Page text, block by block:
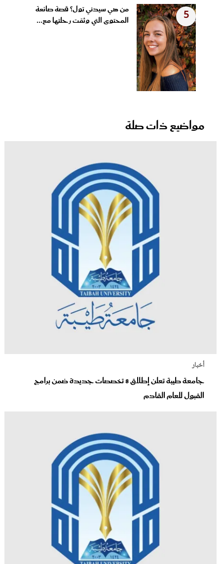
5
من هي سيدني تول؟ قصة صانعة
المحتوى التي وثقت رحلتها مع...
مواضيع ذات صلة
أخبار
جامعة طيبة تعلن إطلاق 8 تخصصات جديدة ضمن برامج
القبول للعام القادم